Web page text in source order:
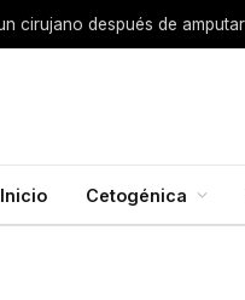
Inicio Cetogénica